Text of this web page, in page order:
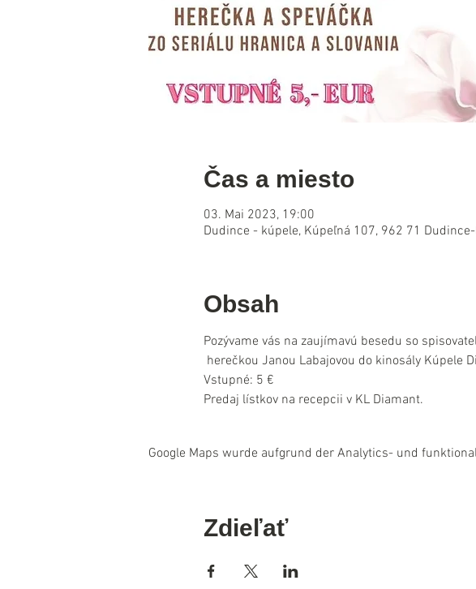
Čas a miesto
03. Mai 2023, 19:00
Dudince - kúpele, Kúpeľná 107, 962 71
Obsah
Pozývame vás na zaujímavú besedu so
herečkou Janou Labajovou do kinosály Kúpele
Vstupné: 5 €
Predaj lístkov na recepcii v KL Diamant.
Google Maps wurde aufgrund der Analytics- und
Zdieľať